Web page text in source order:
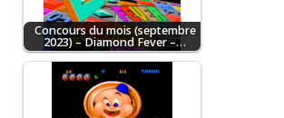
Concours du mois (septembre
2023) – Diamond Fever –…